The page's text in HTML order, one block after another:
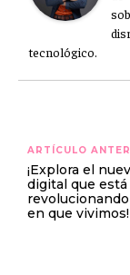
tecnológico.
ARTÍCULO
¡Explora el
digital que está
en que vivimos!